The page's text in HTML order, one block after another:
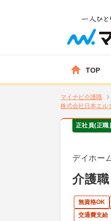
TOP
マイナビ介護職
株式会社日本エル
正社員(正職
デイホー
介護
無資格OK
交通費支給